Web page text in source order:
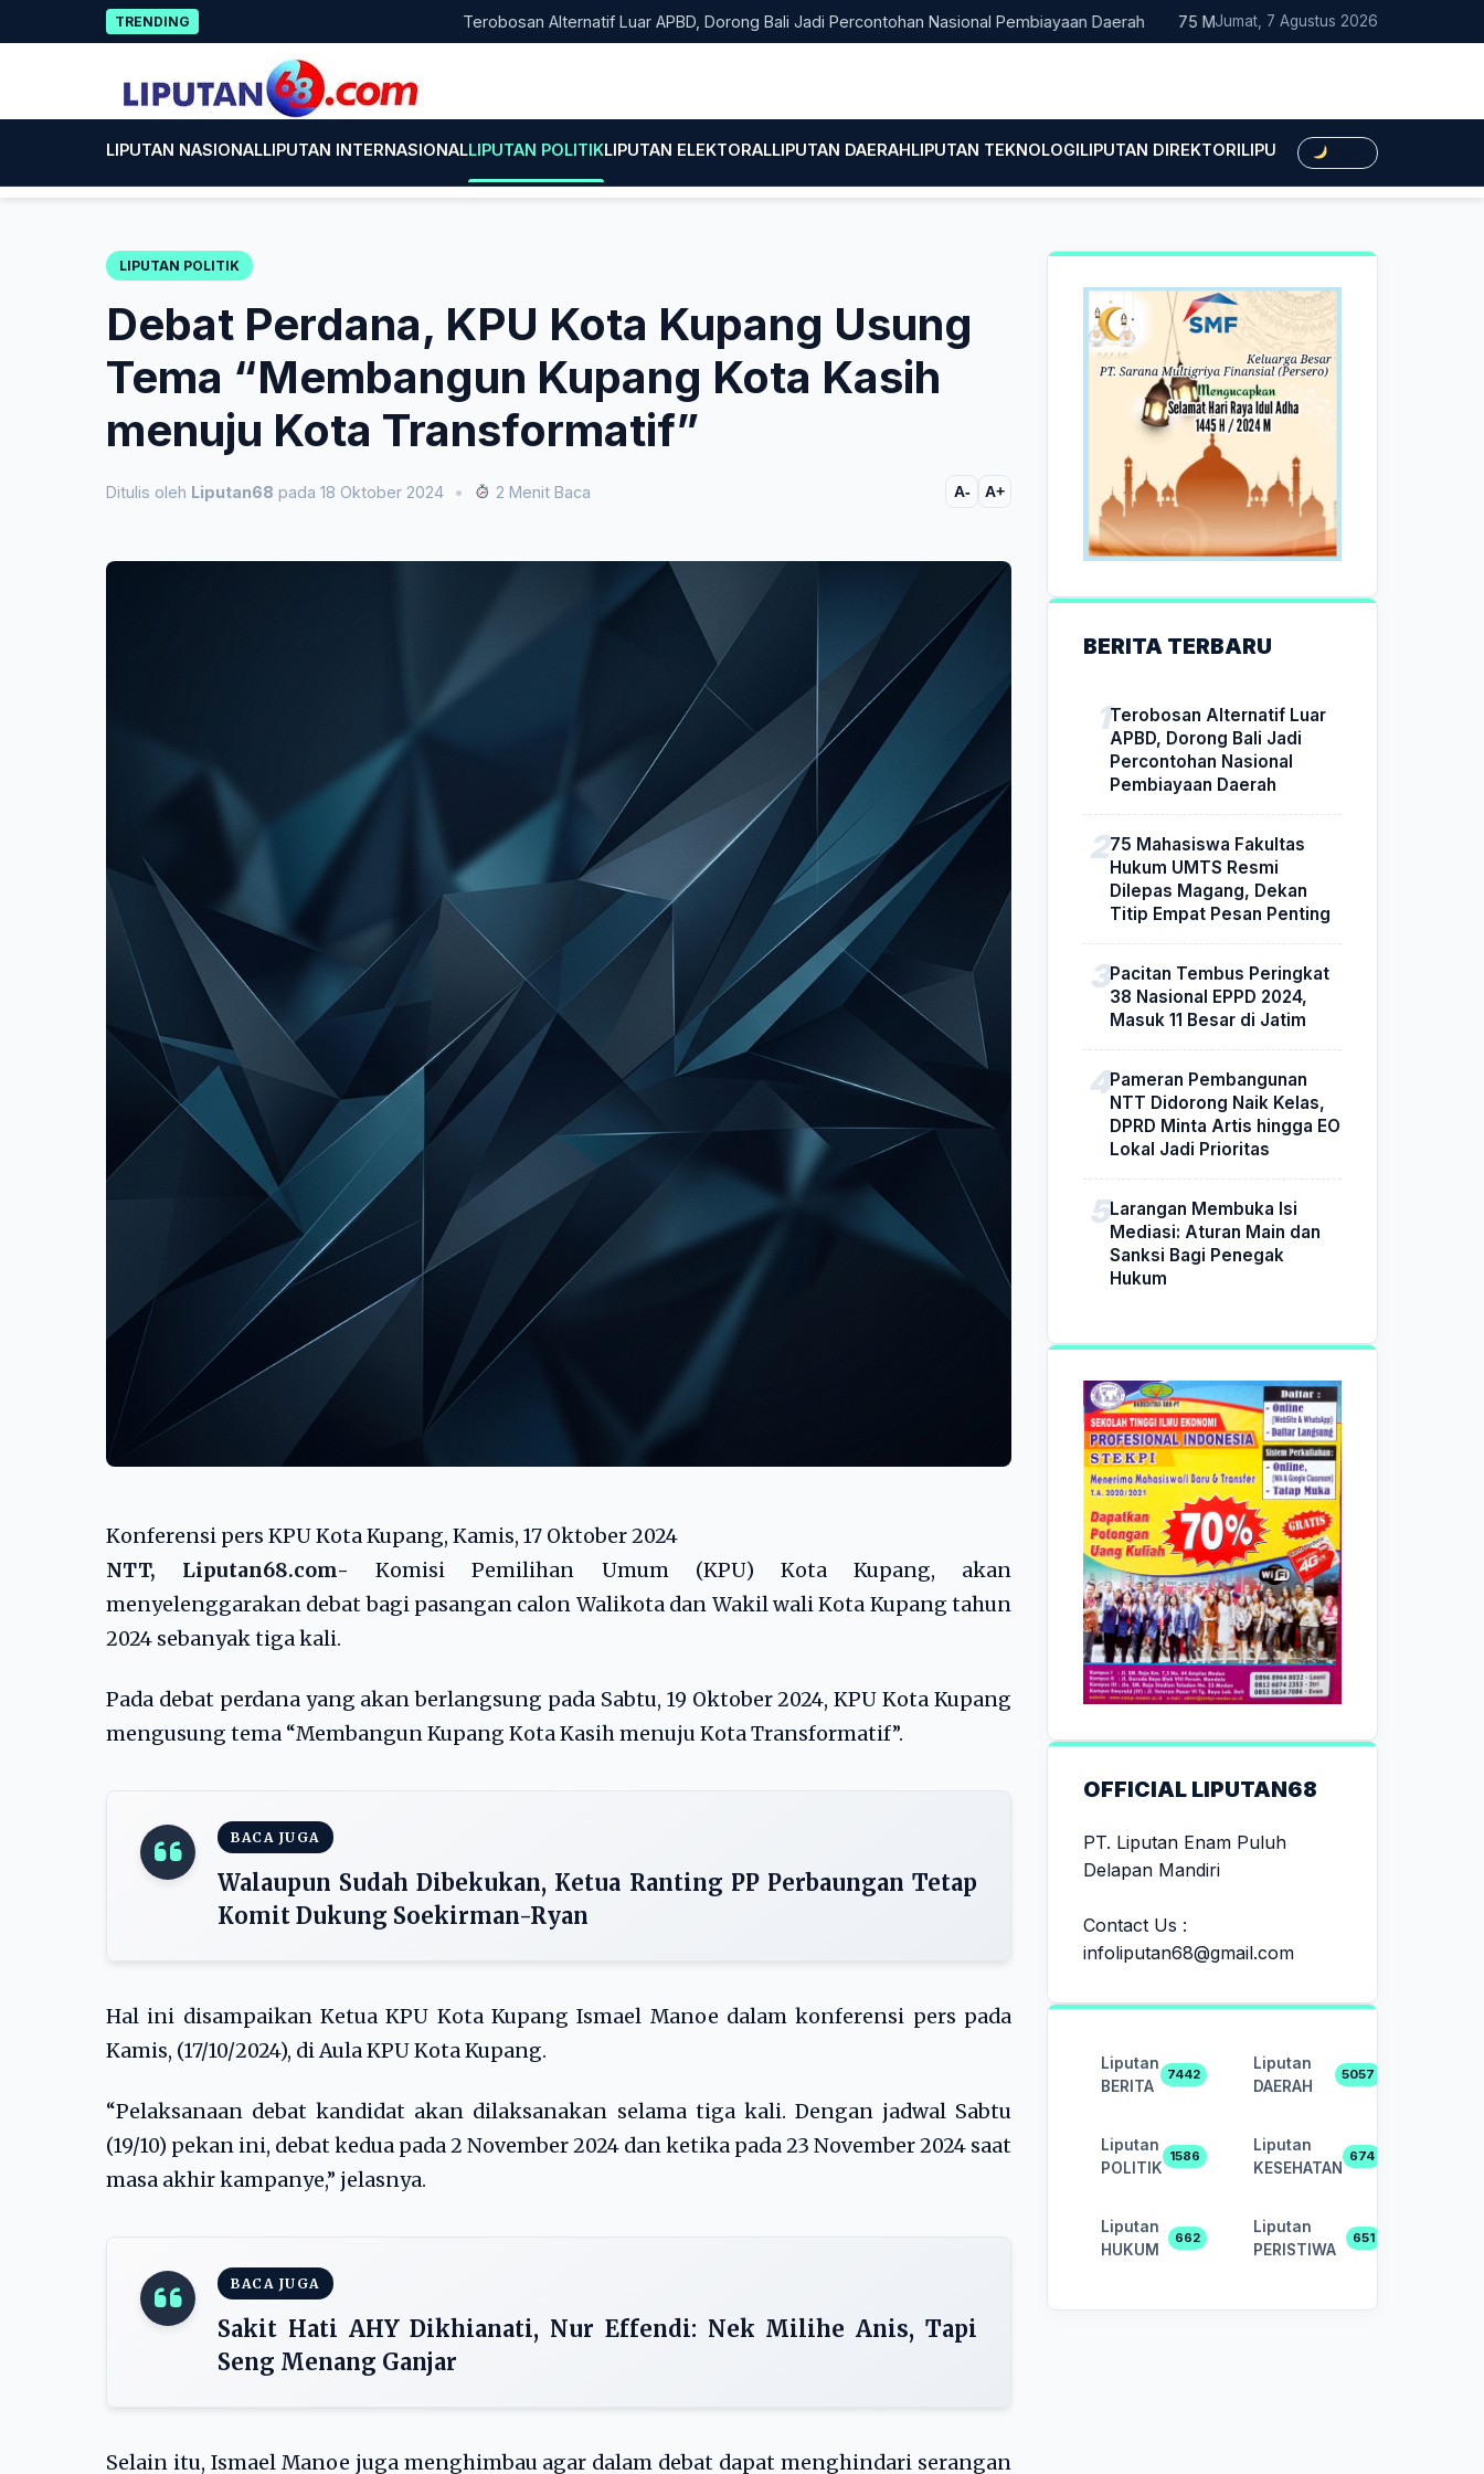
to
TRENDING Terobosan Alternatif Luar APBD, Dorong Bali Jadi Percontohan Nasional Pembiayaan Daerah 75 Mahasiswa Fakultas Hukum UMTS Resmi
Jumat, 7 Agustus 2026
LIPUTAN NASIONALLIPUTAN INTERNASIONALLIPUTAN POLITIKLIPUTAN ELEKTORALLIPUTAN DAERAHLIPUTAN TEKNOLOGILIPUTAN DIREKTORILIPUTAN HUKUMLIPUTAN
LIPUTAN POLITIK
Debat Perdana, KPU Kota Kupang Usung
Tema “Membangun Kupang Kota Kasih
menuju Kota Transformatif”
Ditulis oleh Liputan68 pada 18 Oktober 2024 • 2 Menit Baca A- A+
Konferensi pers KPU Kota Kupang, Kamis, 17 Oktober 2024
NTT, Liputan68.com- Komisi Pemilihan Umum (KPU) Kota Kupang, akan
menyelenggarakan debat bagi pasangan calon Walikota dan Wakil wali Kota Kupang tahun
2024 sebanyak tiga kali.
Pada debat perdana yang akan berlangsung pada Sabtu, 19 Oktober 2024, KPU Kota Kupang
mengusung tema “Membangun Kupang Kota Kasih menuju Kota Transformatif”.
BACA JUGA
Walaupun Sudah Dibekukan, Ketua Ranting PP Perbaungan Tetap
Komit Dukung Soekirman-Ryan
Hal ini disampaikan Ketua KPU Kota Kupang Ismael Manoe dalam konferensi pers pada
Kamis, (17/10/2024), di Aula KPU Kota Kupang.
“Pelaksanaan debat kandidat akan dilaksanakan selama tiga kali. Dengan jadwal Sabtu
(19/10) pekan ini, debat kedua pada 2 November 2024 dan ketika pada 23 November 2024 saat
masa akhir kampanye,” jelasnya.
BACA JUGA
Sakit Hati AHY Dikhianati, Nur Effendi: Nek Milihe Anis, Tapi
Seng Menang Ganjar
Selain itu, Ismael Manoe juga menghimbau agar dalam debat dapat menghindari serangan
BERITA TERBARU
Terobosan Alternatif Luar
APBD, Dorong Bali Jadi
Percontohan Nasional
Pembiayaan Daerah
75 Mahasiswa Fakultas
Hukum UMTS Resmi
Dilepas Magang, Dekan
Titip Empat Pesan Penting
Pacitan Tembus Peringkat
38 Nasional EPPD 2024,
Masuk 11 Besar di Jatim
Pameran Pembangunan
NTT Didorong Naik Kelas,
DPRD Minta Artis hingga EO
Lokal Jadi Prioritas
Larangan Membuka Isi
Mediasi: Aturan Main dan
Sanksi Bagi Penegak
Hukum
OFFICIAL LIPUTAN68
PT. Liputan Enam Puluh
Delapan Mandiri
Contact Us :
infoliputan68@gmail.com
Liputan
BERITA
7442
Liputan
DAERAH
5057
Liputan
POLITIK
1586
Liputan
KESEHATAN
674
Liputan
HUKUM
662
Liputan
PERISTIWA
651